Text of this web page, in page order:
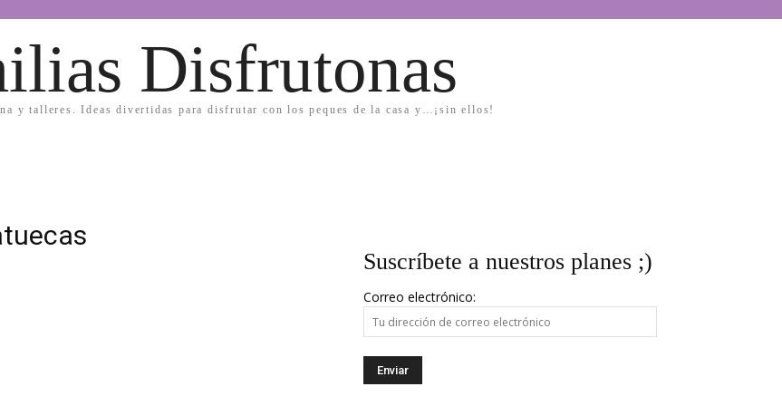
Disfrutonas
y talleres. Ideas divertidas para disfrutar con los peques de la casa y…¡sin ellos!
Suscríbete a nuestros planes ;)
Correo electrónico: